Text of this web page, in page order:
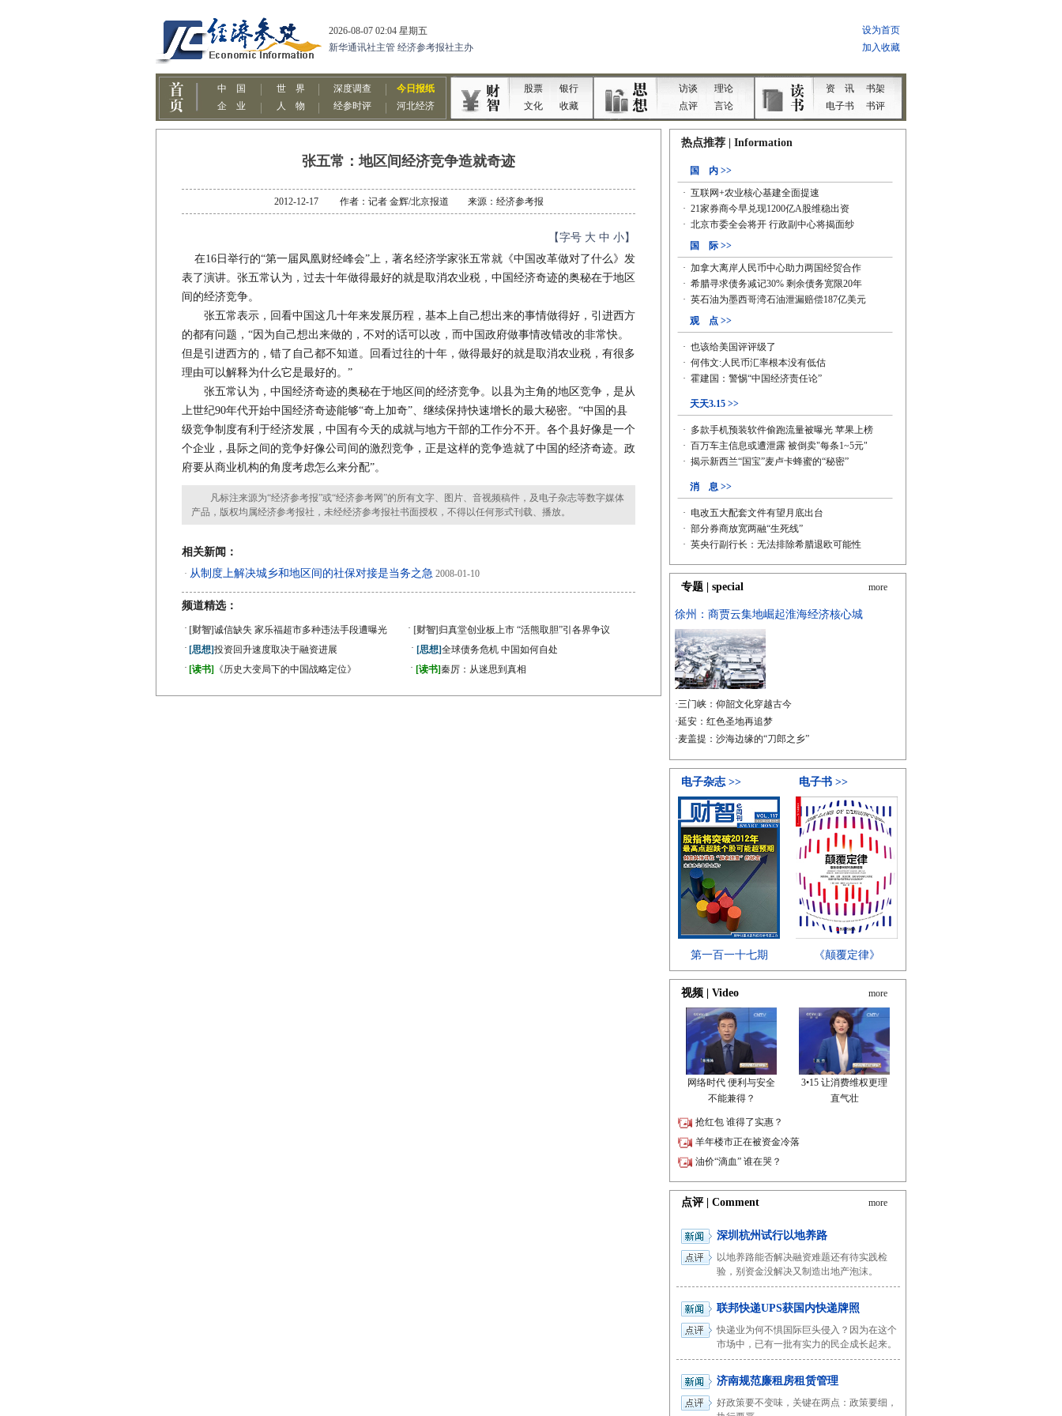
张五常：地区间经济竞争造就奇迹
2012-12-17 作者：记者 金辉/北京报道 来源：经济参考报
【字号 大 中 小】
在16日举行的“第一届凤凰财经峰会”上，著名经济学家张五常就《中国改革做对了什么》发
表了演讲。张五常认为，过去十年做得最好的就是取消农业税，中国经济奇迹的奥秘在于地区
间的经济竞争。
张五常表示，回看中国这几十年来发展历程，基本上自己想出来的事情做得好，引进西方
的都有问题，“因为自己想出来做的，不对的话可以改，而中国政府做事情改错改的非常快。
但是引进西方的，错了自己都不知道。回看过往的十年，做得最好的就是取消农业税，有很多
理由可以解释为什么它是最好的。”
张五常认为，中国经济奇迹的奥秘在于地区间的经济竞争。以县为主角的地区竞争，是从
上世纪90年代开始中国经济奇迹能够“奇上加奇”、继续保持快速增长的最大秘密。“中国的县
级竞争制度有利于经济发展，中国有今天的成就与地方干部的工作分不开。各个县好像是一个
个企业，县际之间的竞争好像公司间的激烈竞争，正是这样的竞争造就了中国的经济奇迹。政
府要从商业机构的角度考虑怎么来分配”。
凡标注来源为“经济参考报”或“经济参考网”的所有文字、图片、音视频稿件，及电子杂志等数字媒体
产品，版权均属经济参考报社，未经经济参考报社书面授权，不得以任何形式刊载、播放。
相关新闻：
· 从制度上解决城乡和地区间的社保对接是当务之急 2008-01-10
频道精选：
· [财智]诚信缺失 家乐福超市多种违法手段遭曝光 · [财智] 归真堂创业板上市 “活熊取胆”引各界争议
· [思想]投资回升速度取决于融资进展 · [思想]全球债务危机 中国如何自处
· [读书] 《历史大变局下的中国战略定位》 · [读书]秦厉：从迷思到真相